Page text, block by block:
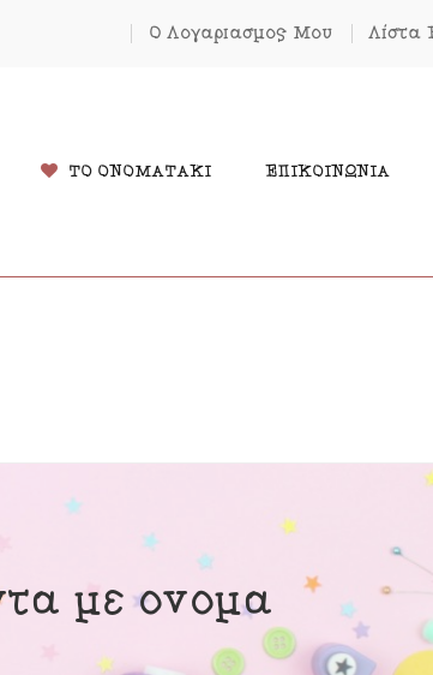
Ο Λογαριασμός Μου Λίστα
Κοσμήματα
ΤΟ ΟΝΟΜΑΤΑΚΙ ΕΠΙΚΟΙΝΩΝΊΑ
με όνομα